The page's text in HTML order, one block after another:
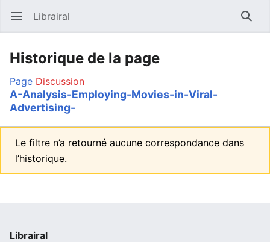
Ouvrir le menu principal Librairal
Historique de la page
Page Discussion
A-Analysis-Employing-Movies-in-Viral-
Advertising-
Le filtre n’a retourné aucune correspondance dans
l’historique.
Librairal